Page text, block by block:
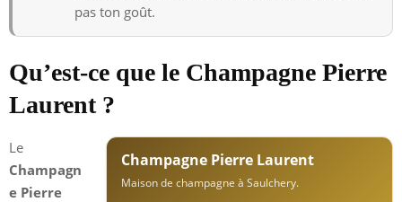
pas ton goût.
Qu’est-ce que le Champagne Pierre
Laurent ?
Champagne Pierre Laurent
Maison de champagne à Saulchery.
Le
Champagn
e Pierre